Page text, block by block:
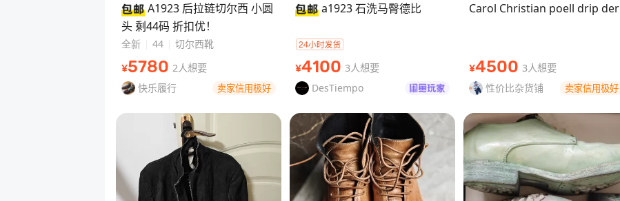
A1923 后拉链切尔西 小圆
头 剩44码 折扣优！
全新 44 切尔西靴
¥5780 2人想要
快乐履行
卖家信用极好
a1923 石洗马臀德比
¥4100 3人想要
DesTiempo
Carol Christian poell drip der
¥4500 3人想要
性价比杂货铺
卖家信用极好